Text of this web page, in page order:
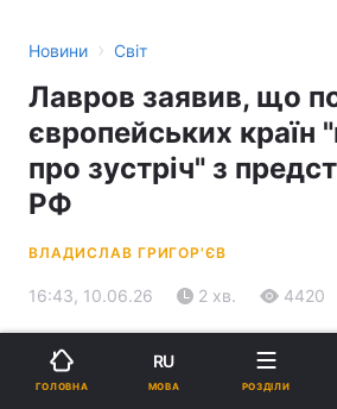
Новини › Світ
Лавров заявив, що
європейських країн
про зустріч" з
РФ
ВЛАДИСЛАВ ГРИГОР'ЄВ
16:43, 10.06.26 2 хв. 4420
Підпишіться на нас
ГОЛОВНА
RU
МОВА РОЗДІЛИ